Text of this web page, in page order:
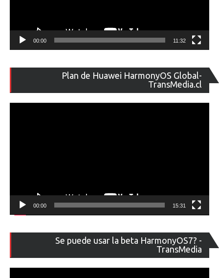
00:00 11:32
Plan de Huawei HarmonyOS Global-
TransMedia.cl
de
00:00 15:31
Se puede usar la beta HarmonyOS7? -
TransMedia
de